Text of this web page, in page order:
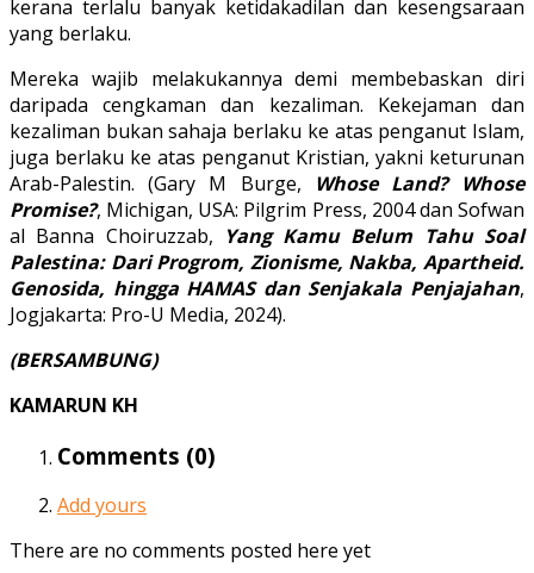
kerana terlalu banyak ketidakadilan dan kesengsaraan
yang berlaku.
Mereka wajib melakukannya demi membebaskan diri
daripada cengkaman dan kezaliman. Kekejaman dan
kezaliman bukan sahaja berlaku ke atas penganut Islam,
juga berlaku ke atas penganut Kristian, yakni keturunan
Arab-Palestin. (Gary M Burge,
Whose Land? Whose
Promise?, Michigan, USA: Pilgrim Press, 2004 dan Sofwan
al Banna Choiruzzab, Yang Kamu Belum Tahu Soal
Palestina: Dari Progrom, Zionisme, Nakba, Apartheid.
Genosida, hingga HAMAS dan Senjakala Penjajahan,
Jogjakarta: Pro-U Media, 2024).
(BERSAMBUNG)
KAMARUN KH
Comments (0)
Add yours
There are no comments posted here yet